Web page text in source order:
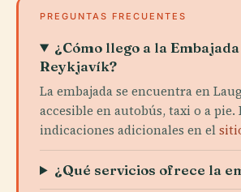
PREGUNTAS FRECUENTES
¿Cómo llego a la
Reykjavík?
La embajada se encuentra en
accesible en autobús, taxi o a
indicaciones adicionales en el
¿Qué servicios ofrece la